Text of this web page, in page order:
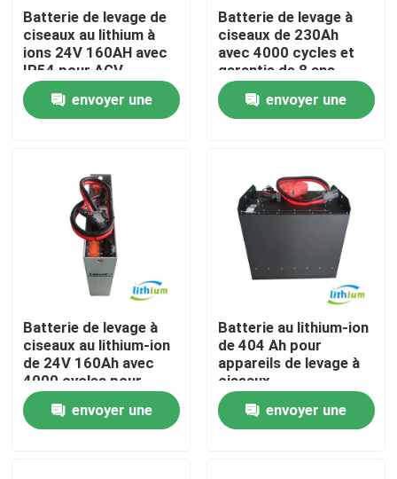
Produits
Au sujet de nous
Contrôle de qualité
Demandez une citation
batterie au lithium de chariot élévateur
Lithium électrique Ion Battery de chariot élévateur
Batterie de chariot élévateur au lithium-ion de 48 volts
Batterie de levage de
ciseaux au lithium à
ions 24V 160AH avec
IP54 pour AGV
envoyer une
Batterie de levage à
ciseaux de 230Ah
avec 4000 cycles et
garantie de 8 ans
envoyer une
Batterie de levage à
ciseaux au lithium-ion
de 24V 160Ah avec
4000 cycles pour
équipement AGV
envoyer une
Batterie au lithium-ion
de 404 Ah pour
appareils de levage à
ciseaux
envoyer une